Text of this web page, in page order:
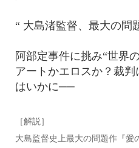
“ 大島渚監督、最大の問
阿部定事件に挑み“世界
アートかエロスか？裁判
はいかに──
［解説］
大島監督史上最大の問題作『愛